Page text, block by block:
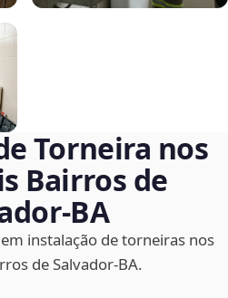
Torneira nos
Bairros de
instalação de torneiras nos
de Salvador‑BA.